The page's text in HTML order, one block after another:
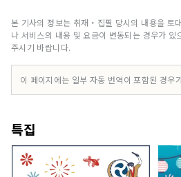
잘 아는 컨시어지가 상
처, 전통 공예의 체험 등
㎡로 큰 가방이 있어도
한 소파도 완비되어 있습
내는 카운터 스타일의
토 같은 체험 등 교토의
는 호텔입니다.
본 기사의 정보는 취재・집필 당시의 내용을 토
나 서비스의 내용 및 요금이 변동되는 경우가 있
주시기 바랍니다.
이 페이지에는 일부 자동 번역이 포함된 경우
특집